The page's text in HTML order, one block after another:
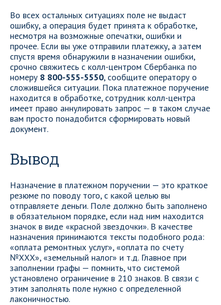
Во всех остальных ситуациях поле не выдаст
ошибку, а операция будет принята к обработке,
несмотря на возможные опечатки, ошибки и
прочее. Если вы уже отправили платежку, а затем
спустя время обнаружили в назначении ошибки,
срочно свяжитесь с колл-центром Сбербанка по
номеру 8 800-555-5550, сообщите оператору о
сложившейся ситуации. Пока платежное поручение
находится в обработке, сотрудник колл-центра
имеет право аннулировать запрос — в таком случае
вам просто понадобится сформировать новый
документ.
Вывод
Назначение в платежном поручении — это краткое
резюме по поводу того, с какой целью вы
отправляете деньги. Поле должно быть заполнено
в обязательном порядке, если над ним находится
значок в виде «красной звездочки». В качестве
назначения принимаются тексты подобного рода:
«оплата ремонтных услуг», «оплата по счету
№ХХХ», «земельный налог» и т.д. Главное при
заполнении графы — помнить, что системой
установлено ограничение в 210 знаков. В связи с
этим заполнять поле нужно с определенной
лаконичностью.